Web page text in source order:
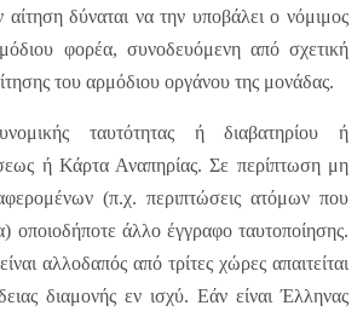
δύναται να την υποβάλει ο νόμιμος
φορέα, συνοδευόμενη από σχετική
του αρμόδιου οργάνου της μονάδας.
ταυτότητας ή διαβατηρίου ή
ή Κάρτα Αναπηρίας. Σε περίπτωση μη
(π.χ. περιπτώσεις ατόμων που
οποιοδήποτε άλλο έγγραφο ταυτοποίησης.
αλλοδαπός από τρίτες χώρες απαιτείται
διαμονής εν ισχύ. Εάν είναι Έλληνας